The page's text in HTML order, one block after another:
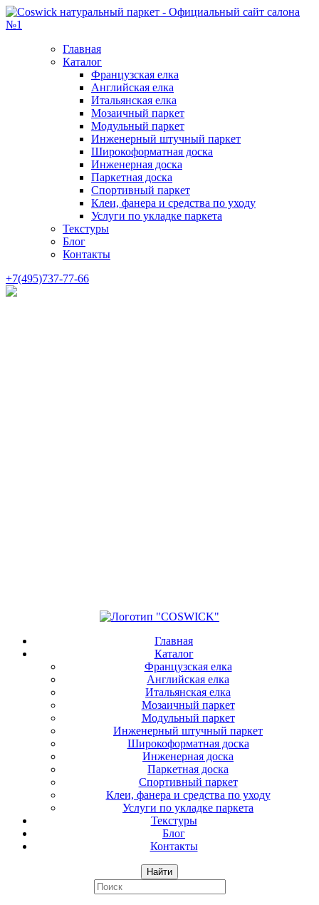
Главная
Каталог
Французская елка
Английская елка
Итальянская елка
Мозаичный паркет
Модульный паркет
Инженерный штучный паркет
Широкоформатная доска
Инженерная доска
Паркетная доска
Спортивный паркет
Клеи, фанера и средства по уходу
Услуги по укладке паркета
Текстуры
Блог
Контакты
+7(495)737-77-66
Главная
Каталог
Французская елка
Английская елка
Итальянская елка
Мозаичный паркет
Модульный паркет
Инженерный штучный паркет
Широкоформатная доска
Инженерная доска
Паркетная доска
Спортивный паркет
Клеи, фанера и средства по уходу
Услуги по укладке паркета
Текстуры
Блог
Контакты
Найти